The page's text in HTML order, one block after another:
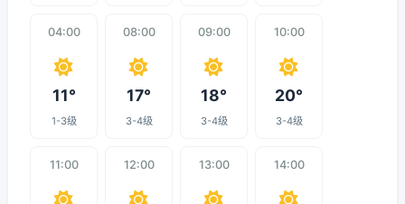
04:00
11°
1-3级
08:00
17°
3-4级
09:00
18°
3-4级
10:00
20°
3-4级
11:00 12:00 13:00 14:00